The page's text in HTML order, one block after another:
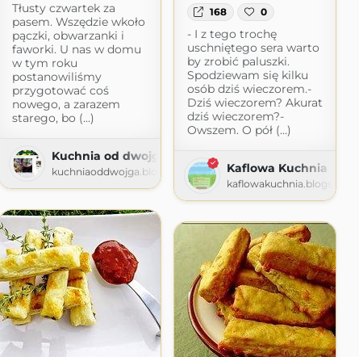
Tłusty czwartek za
pasem. Wszędzie wkoło
pączki, obwarzanki i
faworki. U nas w domu
w tym roku
postanowiliśmy
przygotować coś
nowego, a zarazem
starego, bo (...)
Kuchnia od dwojga
kuchniaoddwojga.blogspot.com
168 0
- I z tego trochę
uschniętego sera warto
by zrobić paluszki.
Spodziewam się kilku
osób dziś wieczorem.-
Dziś wieczorem? Akurat
dziś wieczorem?-
Owszem. O pół (...)
Kaflowa Kuchnia